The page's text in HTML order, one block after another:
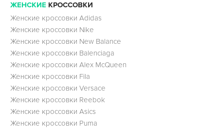
ЖЕНСКИЕ КРОССОВКИ
Женские кроссовки Adidas
Женские кроссовки Nike
Женские кроссовки New Balance
Женские кроссовки Balenciaga
Женские кроссовки Alex McQueen
Женские кроссовки Fila
Женские кроссовки Versace
Женские кроссовки Reebok
Женские кроссовки Asics
Женские кроссовки Puma